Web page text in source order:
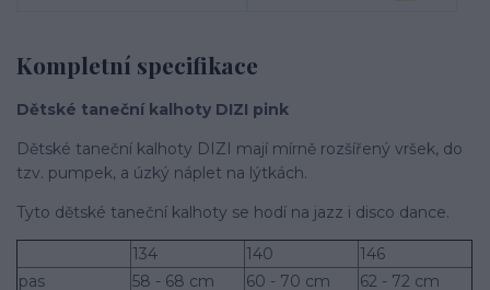
Kompletní specifikace
Dětské taneční­ kalhoty DIZI pink
Dětské taneční­ kalhoty DIZI mají mírně rozšířený vršek, do
tzv. pumpek, a úzký náplet na lýtkách.
Tyto dětské taneční kalhoty se hodí­ na jazz i disco dance.
134 140
146
pas
58 - 68 cm 60 - 70 cm
62 - 72 cm